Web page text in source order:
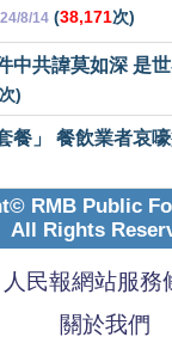
8/14 (38,171次)
中共諱莫如深 是
次)
餐」 餐飲業者哀嚎
RMB Public
All Rights
人民報網站服務
關於我們